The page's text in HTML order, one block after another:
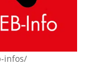
infos/